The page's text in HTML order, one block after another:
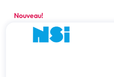
Nouveau!